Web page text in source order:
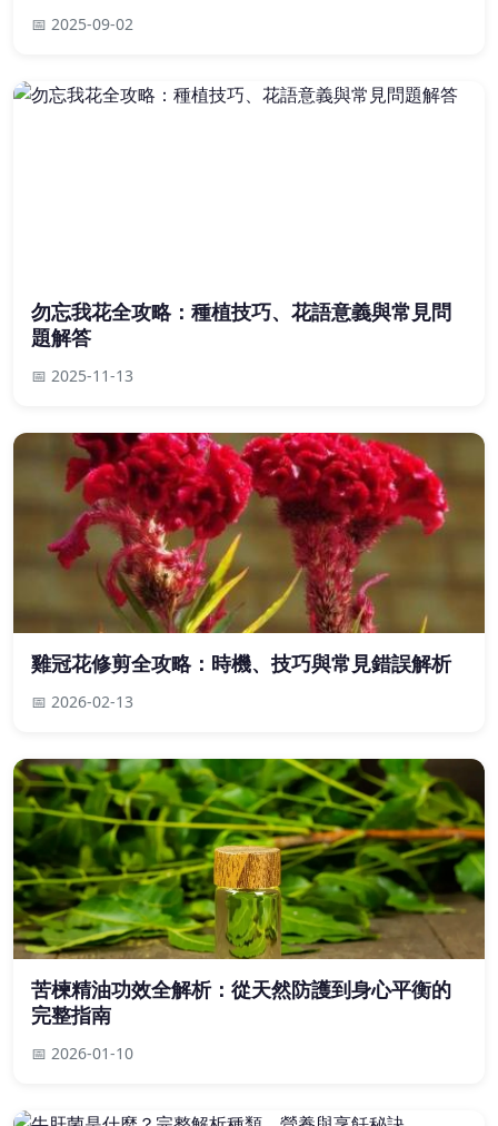
📅 2025-09-02
勿忘我花全攻略：種植技巧、花語意義與常見問
題解答
📅 2025-11-13
雞冠花修剪全攻略：時機、技巧與常見錯誤解析
📅 2026-02-13
苦楝精油功效全解析：從天然防護到身心平衡的
完整指南
📅 2026-01-10